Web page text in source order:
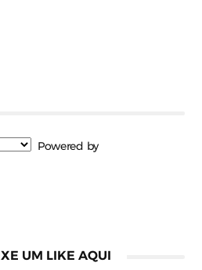
Powered by
UM LIKE AQUI